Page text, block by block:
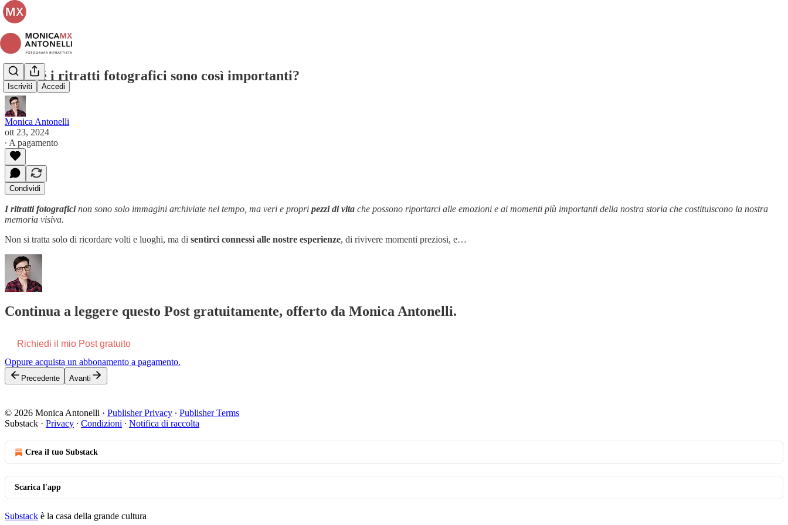
Iscriviti Accedi
Perché i ritratti fotografici sono così importanti?
Monica Antonelli
ott 23, 2024
∙ A pagamento
Condividi
I ritratti fotograficinon sono solo immagini archiviate nel tempo, ma veri e propri pezzi di vita che possono riportarci alle emozioni e ai momenti più importanti della nostra storia che costituiscono la nostra
memoria visiva.
Non si tratta solo di ricordare volti e luoghi, ma di sentirci connessi alle nostre esperienze, di rivivere momenti preziosi, e…
Continua a leggere questo Post gratuitamente, offerto da Monica Antonelli.
Richiedi il mio Post gratuito
Oppure acquista un abbonamento a pagamento.
Precedente Avanti
© 2026 Monica Antonelli · Publisher Privacy ∙ Publisher Terms
Substack · Privacy ∙ Condizioni ∙ Notifica di raccolta
Crea il tuo Substack
Scarica l'app
Substack è la casa della grande cultura